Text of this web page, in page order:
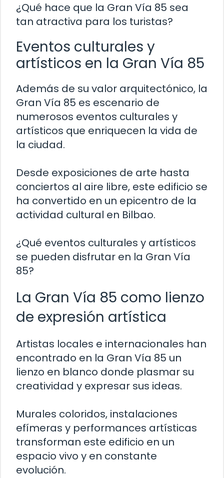
¿Qué hace que la Gran Vía 85 sea
tan atractiva para los turistas?
Eventos culturales y
artísticos en la Gran Vía 85
Además de su valor arquitectónico, la
Gran Vía 85 es escenario de
numerosos eventos culturales y
artísticos que enriquecen la vida de
la ciudad.
Desde exposiciones de arte hasta
conciertos al aire libre, este edificio se
ha convertido en un epicentro de la
actividad cultural en Bilbao.
¿Qué eventos culturales y artísticos
se pueden disfrutar en la Gran Vía
85?
La Gran Vía 85 como lienzo
de expresión artística
Artistas locales e internacionales han
encontrado en la Gran Vía 85 un
lienzo en blanco donde plasmar su
creatividad y expresar sus ideas.
Murales coloridos, instalaciones
efímeras y performances artísticas
transforman este edificio en un
espacio vivo y en constante
evolución.